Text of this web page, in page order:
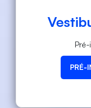
Pré-
PRÉ-